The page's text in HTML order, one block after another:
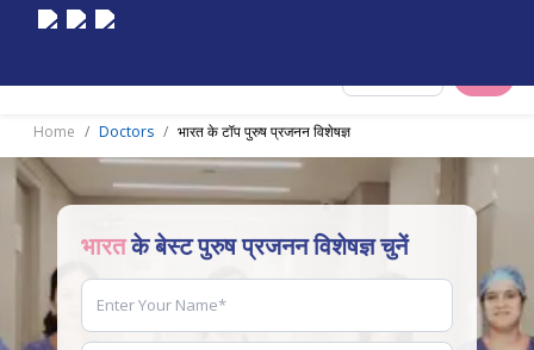
Home Doctors भारत के टॉप पुरुष प्रजनन विशेषज्ञ
भारतके बेस्ट पुरुष प्रजनन विशेषज्ञ चुनें